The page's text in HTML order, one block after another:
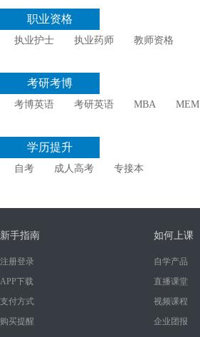
职业资格
执业护士 执业药师 教师资格
考研考博
考博英语 考研英语 MBA MEM
学历提升
自考 成人高考 专接本
新手指南
注册登录
APP下载
支付方式
购买提醒
如何上课
自学产品
直播课堂
视频课程
企业团报